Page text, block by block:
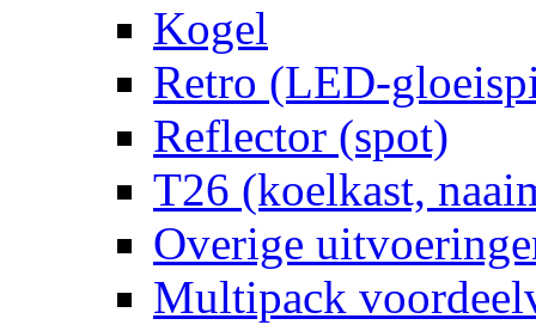
Kogel
Retro (LED-
Reflector (spot)
T26 (koelkast,
Overige
Multipack